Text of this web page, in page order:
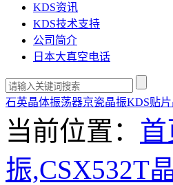
KDS资讯
KDS技术支持
公司简介
日本大真空电话
石英晶体振荡器京瓷晶振KDS贴
当前位置： 首
振,CSX532T